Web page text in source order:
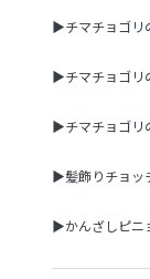
▶チマチョゴリ
▶チマチョゴリ
▶チマチョゴリ
▶髪飾りチョッ
▶かんざしピニ